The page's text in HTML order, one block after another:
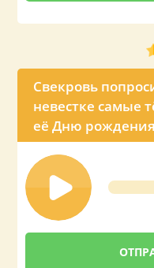
Свекровь
невестке самые
её Дню рождения